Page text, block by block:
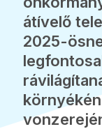
átívelő
2025-